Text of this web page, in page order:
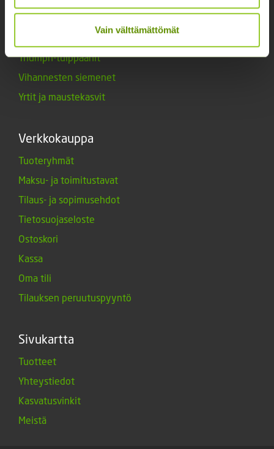
Vain välttämättömät
Siemenperunat
Triumph-tulppaanit
Vihannesten siemenet
Yrtit ja maustekasvit
Verkkokauppa
Tuoteryhmät
Maksu- ja toimitustavat
Tilaus- ja sopimusehdot
Tietosuojaseloste
Ostoskori
Kassa
Oma tili
Tilauksen peruutuspyyntö
Sivukartta
Tuotteet
Yhteystiedot
Kasvatusvinkit
Meistä